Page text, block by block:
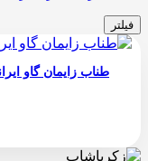
فیلتر
طناب زایمان گاو